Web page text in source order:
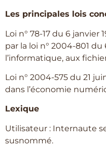
Les principales lois
Loi n° 78-17 du 6
par la loi n° 2004-801
l’informatique, aux
Loi n° 2004-575 du 21
dans l’économie
Lexique
Utilisateur : Internaute
susnommé.